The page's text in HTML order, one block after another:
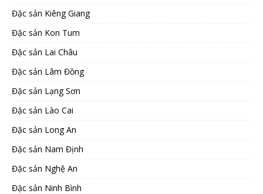
Đặc sản Kiêng Giang
Đặc sản Kon Tum
Đặc sản Lai Châu
Đặc sản Lâm Đồng
Đặc sản Lạng Sơn
Đặc sản Lào Cai
Đặc sản Long An
Đặc sản Nam Định
Đặc sản Nghệ An
Đặc sản Ninh Bình